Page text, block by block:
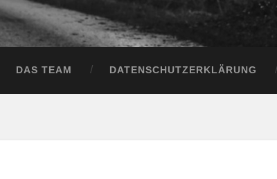
DAS TEAM DATENSCHUTZERKLÄRUNG